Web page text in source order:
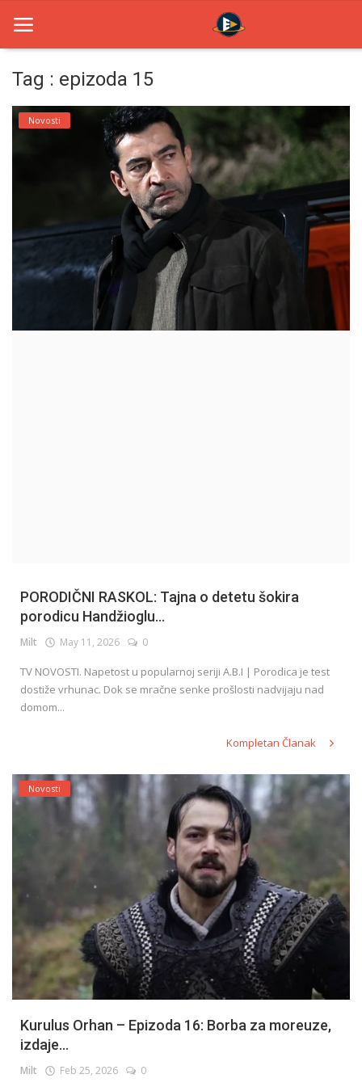
Home
Glumci
Tag : epizoda 15
Novosti
PORODIČNI RASKOL: Tajna o detetu šokira
porodicu Handžioglu...
Milt May 11, 2026 0
TV NOVOSTI. Napetost u popularnoj seriji A.B.I | Porodica je test
dostiže vrhunac. Dok se mračne senke prošlosti nadvijaju nad
domom...
Kompletan Članak
Novosti
Kurulus Orhan – Epizoda 16: Borba za moreuze,
izdaje...
Milt Feb 25, 2026 0